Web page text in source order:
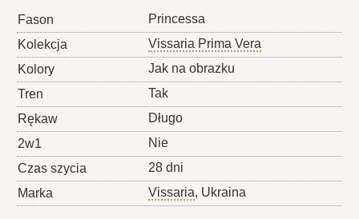
Fason
Princessa
Kolekcja
Vissaria Prima Vera
Kolory
Jak na obrazku
Tren
Tak
Rękaw
Długo
2w1
Nie
Czas szycia
28 dni
Marka
Vissaria, Ukraina